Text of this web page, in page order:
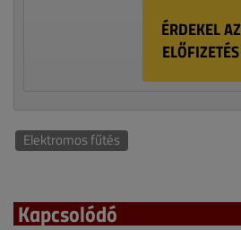
ÉRDEKEL AZ
ELŐFIZETÉS
Elektromos fűtés
Kapcsolódó